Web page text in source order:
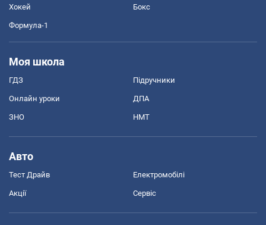
Хокей Бокс
Формула-1
Моя школа
ГДЗ Підручники
Онлайн уроки ДПА
ЗНО НМТ
Авто
Тест Драйв Електромобілі
Акції Сервіс